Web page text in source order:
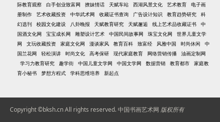
际教育观察
白手创业致富网 撩妹情话 天赋车站 西湖风景文化 艺术教育
电子画
册制作
艺术收藏投资 中华武术网 收藏证书查询 广告设计知识 教育趋势研究
科
幻选刊
校园文化建设 八卦晚报 天赋教育研究 天赋邂逅 线上艺术品收藏证书
中
国酒文化网
宝宝成长网 雕塑设计艺术 中国民间故事网 珠宝文化网
世界儿童文学
网
文玩收藏投资 家庭文化网 漫谈家风 教育百科 致富经 风雅中国 时尚休闲
中
国兰花网
轻松演讲 时尚文化 高考保研 现代家庭教育 网络营销传播
油画定制网
学习力教育研究
趣学街 中国儿童文学网 中国文学网 数据营销 教育都市
家庭教
育小秘书
梦想方程式 学科思维培养 新起点
Copyright ©bksh.cn All rights reserved.中国书画艺术网 版权所有